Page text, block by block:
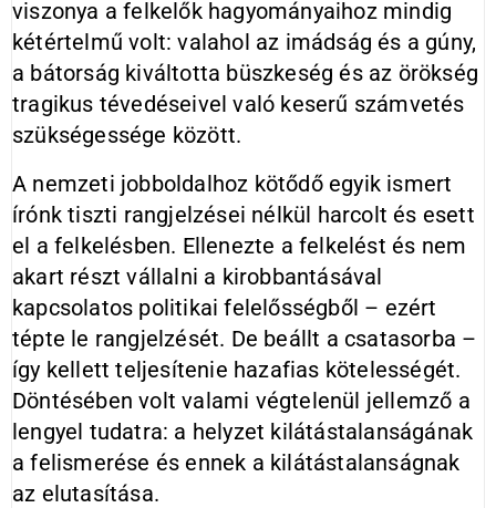
viszonya a felkelők hagyományaihoz mindig
kétértelmű volt: valahol az imádság és a gúny,
a bátorság kiváltotta büszkeség és az örökség
tragikus tévedéseivel való keserű számvetés
szükségessége között.
A nemzeti jobboldalhoz kötődő egyik ismert
írónk tiszti rangjelzései nélkül harcolt és esett
el a felkelésben. Ellenezte a felkelést és nem
akart részt vállalni a kirobbantásával
kapcsolatos politikai felelősségből – ezért
tépte le rangjelzését. De beállt a csatasorba –
így kellett teljesítenie hazafias kötelességét.
Döntésében volt valami végtelenül jellemző a
lengyel tudatra: a helyzet kilátástalanságának
a felismerése és ennek a kilátástalanságnak
az elutasítása.